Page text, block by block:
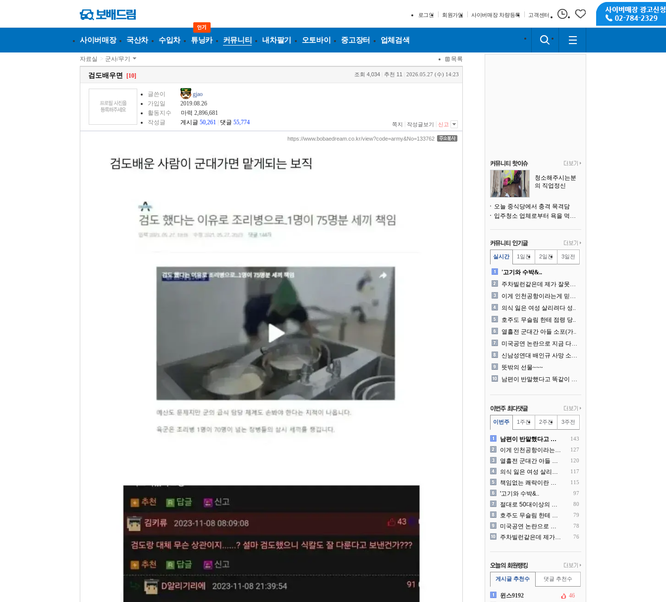
로그인 회원가입 사이버매장 차량등록 고객센터
사이버매장 국산차 수입차 튜닝카 커뮤니티 내차팔기 오토바이 중고장터 업체검색
자료실 > 군사/무기 목록
검도배우면 [10] 조회 4,034 추천 11 2026.05.27 (수) 14:23
글쓴이
gjao
가입일
2019.08.26
활동지수
마력 2,896,681
작성글
게시글 50,261 댓글 55,774 쪽지 작성글보기 신고
https://www.bobaedream.co.kr/view?code=army&No=133762
청소해주시는분
의 직업정신
오늘 중식당에서 충격 목격담
입주청소 업체로부터 욕을 먹고 있습니다
실시간 1일전 2일전 3일전
'고기와 수박&..
주차빌런같은데 제가 잘못한건..
이게 인천공항이라는게 믿겨지..
의식 잃은 여성 살리려다 성..
호주도 무슬림 한테 점령 당..
열흘전 군대간 아들 소포(가..
미국공연 논란으로 지금 다시..
신남성연대 배인규 사망 소식..
뜻밖의 선물~~~
남편이 반말했다고 똑같이 반..
이번주 1주전 2주전 3주전
남편이 반말했다고 똑같이 반.. 143
이게 인천공항이라는게 믿겨지.. 127
열흘전 군대간 아들 소포(가.. 120
의식 잃은 여성 살리려다 성.. 117
책임없는 쾌락이란 말에 빡친.. 115
'고기와 수박&.. 97
절대로 50대이상의 딜러를 .. 80
호주도 무슬림 한테 점령 당.. 79
미국공연 논란으로 지금 다시.. 78
주차빌런같은데 제가 잘못한건.. 76
게시글 추천수 댓글 추천수
윈스9192
46